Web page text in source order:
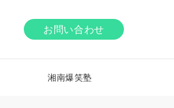
お問い合わせ
湘南爆笑塾